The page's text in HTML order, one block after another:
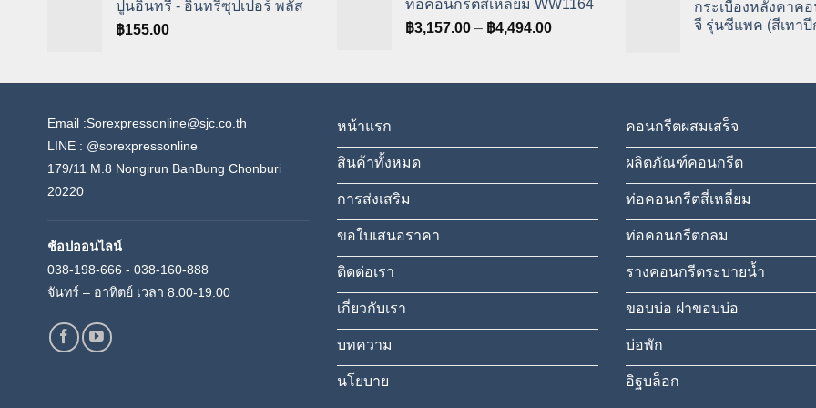
ปูนอินทรี - อินทรีซุปเปอร์ พลัส
฿155.00
through
฿8.75
ท่อคอนกรีตสี่เหลี่ยม WW1164
฿3,157.00 – ฿4,494.00Price
through
฿
กระเบื้องหลังคาค
จี รุ่นซีแพค (สีเทา
Email :Sorexpressonline@sjc.co.th
LINE : @sorexpressonline
179/11 M.8 Nongirun BanBung Chonburi
20220
ช้อปออนไลน์
038-198-666 - 038-160-888
จันทร์ – อาทิตย์ เวลา 8:00-19:00
หน้าแรก
สินค้าทั้งหมด
การส่งเสริม
ขอใบเสนอราคา
ติดต่อเรา
เกี่ยวกับเรา
บทความ
นโยบาย
คอนกรีตผสมเสร็จ
ผลิตภัณฑ์คอนกรีต
ท่อคอนกรีตสี่เหลี่ยม
ท่อคอนกรีตกลม
รางคอนกรีตระบายน้ำ
ขอบบ่อ ฝาขอบบ่อ
บ่อพัก
อิฐบล็อก